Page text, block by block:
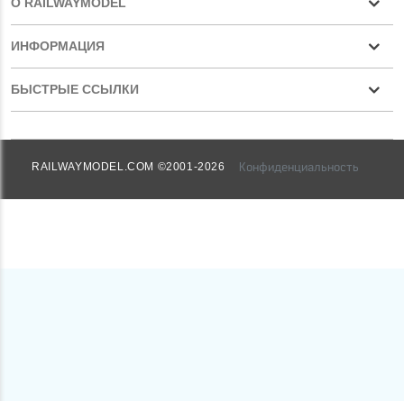
ИНФОРМАЦИЯ
БЫСТРЫЕ ССЫЛКИ
RAILWAYMODEL.COM ©2001-2026 Конфиденциальность